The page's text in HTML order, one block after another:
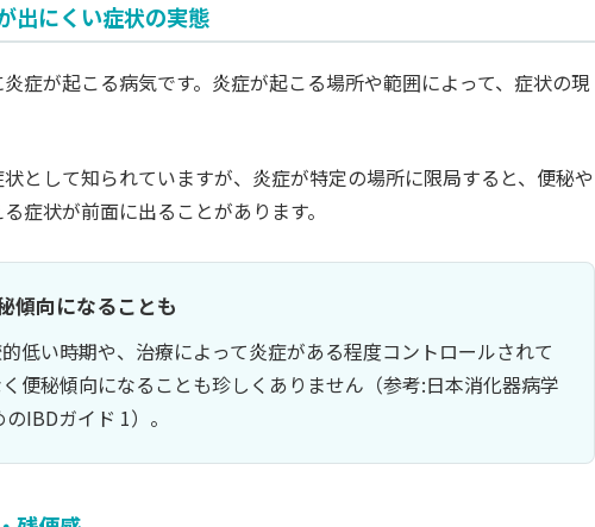
出にくい症状の実態
症が起こる病気です。炎症が起こる場所や範囲によって、症状の現
として知られていますが、炎症が特定の場所に限局すると、便秘や
症状が前面に出ることがあります。
傾向になることも
低い時期や、治療によって炎症がある程度コントロールされて
便秘傾向になることも珍しくありません（参考:日本消化器病学
IBDガイド 1）。